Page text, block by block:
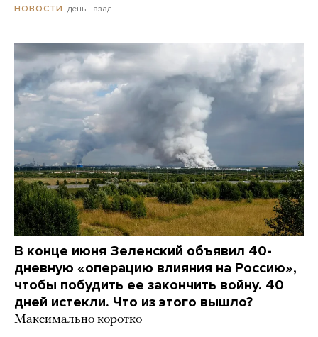
НОВОСТИ день назад
В конце июня Зеленский объявил 40-
дневную «операцию влияния на Россию»,
чтобы побудить ее закончить войну. 40
дней истекли. Что из этого вышло?
Максимально коротко